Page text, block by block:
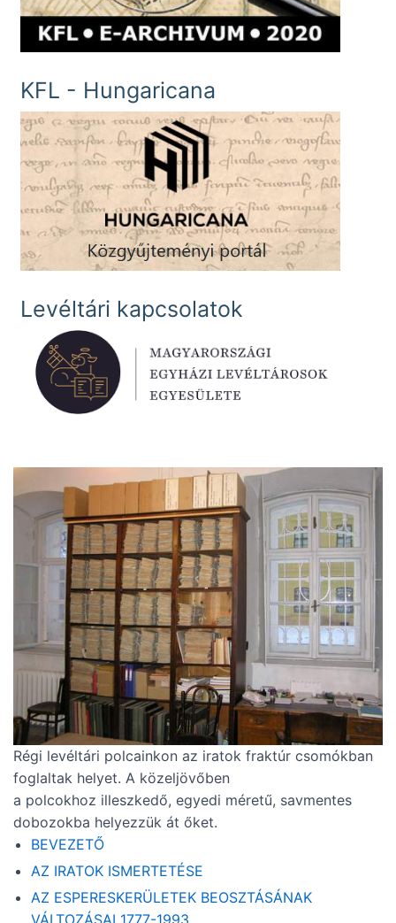
KFL - Hungaricana
Levéltári kapcsolatok
Régi levéltári polcainkon az iratok fraktúr csomókban
foglaltak helyet. A közeljövőben
a polcokhoz illeszkedő, egyedi méretű, savmentes
dobozokba helyezzük át őket.
BEVEZETŐ
AZ IRATOK ISMERTETÉSE
AZ ESPERESKERÜLETEK BEOSZTÁSÁNAK
VÁLTOZÁSAI 1777-1993